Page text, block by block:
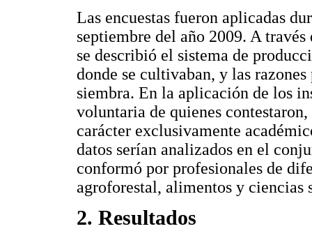
Las encuestas fueron aplicadas
septiembre del año 2009. A
se describió el sistema de
donde se cultivaban, y las
siembra. En la aplicación de los
voluntaria de quienes
carácter exclusivamente
datos serían analizados en el
conformó por profesionales de
agroforestal, alimentos y ciencias
2. Resultados